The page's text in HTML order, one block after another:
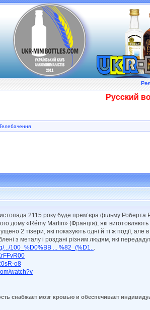
Русский
2115 року буде прем’єра фільму Роберта
дому «Rémy Martin» (Франція), які виготовляють
2 тізери, які показують одні й ті ж події, але
з металу і роздані різним людям, які
.../100_%D0%BB ... %82_(%D1...
o8
watch?v
снабжает мозг кровью и обеспечивает